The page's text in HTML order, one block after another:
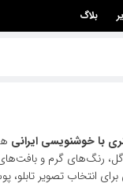
بلاگ
با خوشنویسی ایرانی
گل، رنگ‌های گرم و
انتخاب تصویر